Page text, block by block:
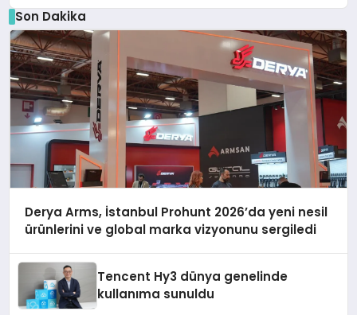
Son Dakika
Derya Arms, İstanbul Prohunt 2026’da yeni nesil
ürünlerini ve global marka vizyonunu sergiledi
Tencent Hy3 dünya genelinde
kullanıma sunuldu